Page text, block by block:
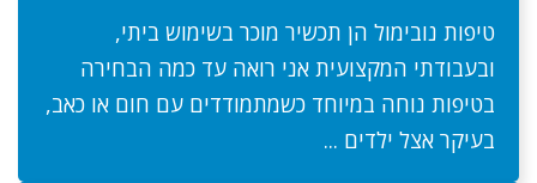
טיפות נובימול הן תכשיר מוכר בשימוש ביתי,
ובעבודתי המקצועית אני רואה עד כמה הבחירה
בטיפות נוחה במיוחד כשמתמודדים עם חום או כאב,
בעיקר אצל ילדים ...